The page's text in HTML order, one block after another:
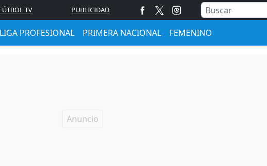
TV PUBLICIDAD
LIGA PROFESIONAL PRIMERA NACIONAL FEMENINO